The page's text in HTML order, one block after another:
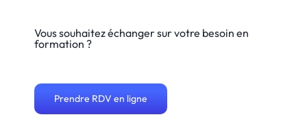
Vous souhaitez échanger sur votre besoin en
formation ?
Prendre RDV en ligne